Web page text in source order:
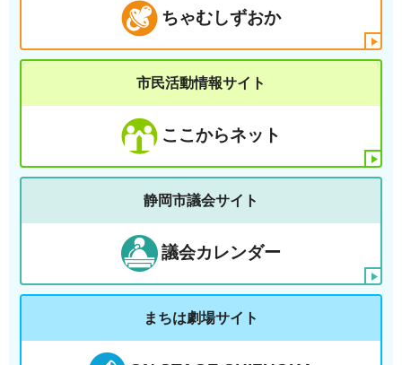
ちゃむしずおか
市民活動情報サイト
ここからネット
静岡市議会サイト
議会カレンダー
まちは劇場サイト